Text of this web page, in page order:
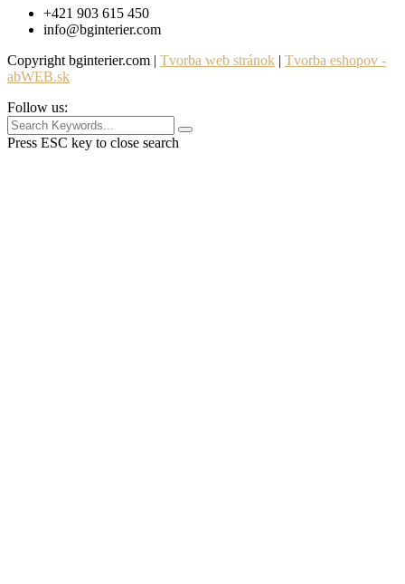
+421 903 615 450
info@bginterier.com
Copyright bginterier.com | Tvorba web stránok | Tvorba eshopov -
abWEB.sk
Follow us:
Press ESC key to close search